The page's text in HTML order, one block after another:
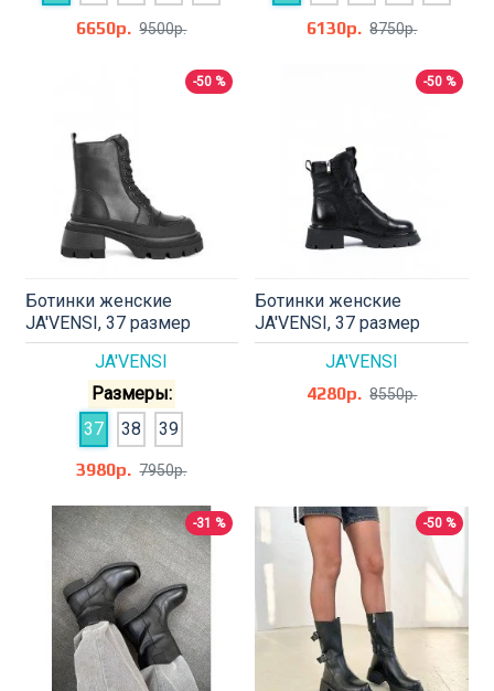
6650р. 9500р.
6130р. 8750р.
-50 %
JA'VENSI
Ботинки женские
JA'VENSI, 37 размер
Размеры:
37
38
39
3980р. 7950р.
-50 %
JA'VENSI
Ботинки женские
JA'VENSI, 37 размер
4280р. 8550р.
-31 % -50 %